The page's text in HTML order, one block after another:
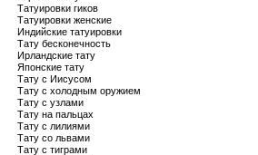
Татуировки гиков
Татуировки женские
Индийские татуировки
Тату бесконечность
Ирландские тату
Японские тату
Тату с Иисусом
Тату с холодным оружием
Тату с узлами
Тату на пальцах
Тату с лилиями
Тату со львами
Тату с тиграми